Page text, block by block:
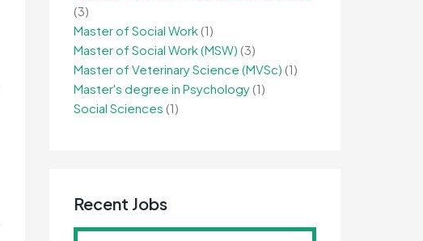
(3)
Master of Social Work (1)
Master of Social Work (MSW) (3)
Master of Veterinary Science (MVSc) (1)
Master's degree in Psychology (1)
Social Sciences (1)
Recent Jobs